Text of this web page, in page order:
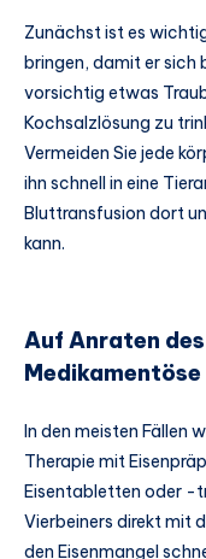
Zunächst ist es
bringen, damit er sich
vorsichtig etwas
Kochsalzlösung zu
Vermeiden Sie jede
ihn schnell in eine
Bluttransfusion dort
kann.
Auf Anraten
In den meisten Fällen
Therapie mit
Eisentabletten oder -
Vierbeiners direkt mit
den Eisenmangel